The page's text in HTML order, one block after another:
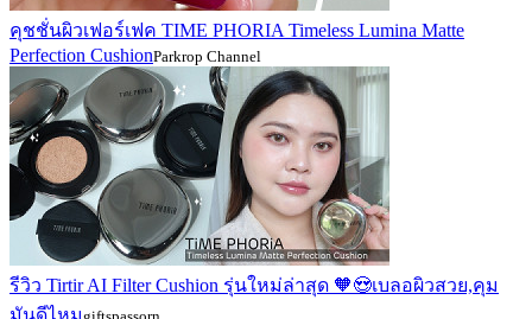
คุชชั่นผิวเฟอร์เฟค TIME PHORIA Timeless Lumina Matte
Perfection CushionParkrop Channel
รีวิว Tirtir AI Filter Cushion รุ่นใหม่ล่าสุด 🧡😍เบลอผิวสวย,คุม
มันดีไหม